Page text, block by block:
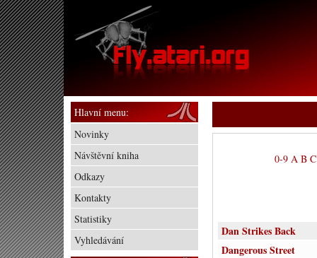
0-9 A B C
Dan Strikes Back
Dangerous Street
Hlavní menu:
Novinky
Návštěvní kniha
Odkazy
Kontakty
Statistiky
Vyhledávání